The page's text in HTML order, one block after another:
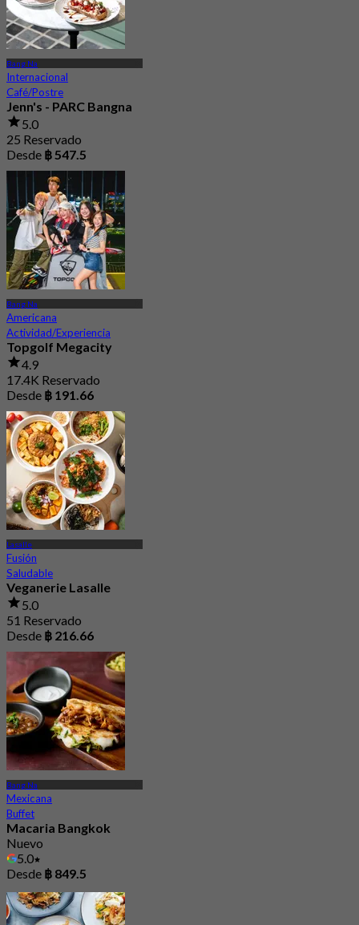
Bang Na
Internacional
Café/Postre
Jenn's - PARC Bangna
5.0
25 Reservado
Desde ฿ 547.5
Bang Na
Americana
Actividad/Experiencia
Topgolf Megacity
4.9
17.4K Reservado
Desde ฿ 191.66
Lasalle
Fusión
Saludable
Veganerie Lasalle
5.0
51 Reservado
Desde ฿ 216.66
Bang Na
Mexicana
Buffet
Macaria Bangkok
Nuevo
5.0
Desde ฿ 849.5